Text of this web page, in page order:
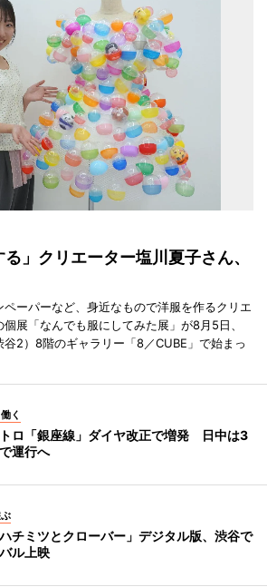
る」クリエーター塩川夏子さん、
ーパーなど、身近なもので洋服を作るクリエ
展「なんでも服にしてみた展」が8月5日、
2）8階のギャラリー「8／CUBE」で始まっ
く
ロ「銀座線」ダイヤ改正で増発 日中は3
運行へ
チミツとクローバー」デジタル版、渋谷で
ル上映